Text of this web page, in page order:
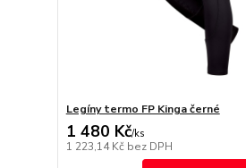
Legíny termo FP Kinga černé
1 480 Kč/ks
1 223,14 Kč bez DPH